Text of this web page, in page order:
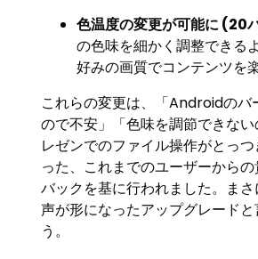
色温度の変更が可能に (20
の色味を細かく調整できる
好みの画質でコンテンツを
これらの変更は、「Androidのバ
ので不安」「色味を調節できな
レゼンでのファイル操作がとっ
った、これまでのユーザーから
バックを基に行われました。ま
声が形になったアップグレードと
う。